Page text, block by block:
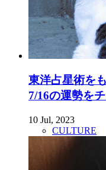
東洋占星術を
7/16の運勢を
10 Jul, 2023
CULTURE